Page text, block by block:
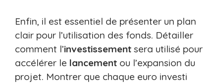
Enfin, il est essentiel de présenter un plan
clair pour l’utilisation des fonds. Détailler
comment l’investissement sera utilisé pour
accélérer le lancement ou l’expansion du
projet. Montrer que chaque euro investi